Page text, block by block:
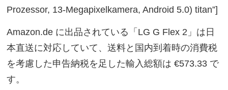
Prozessor, 13-Megapixelkamera, Android 5.0) titan”]
Amazon.de に出品されている「LG G Flex 2」は日
本直送に対応していて、送料と国内到着時の消費税
を考慮した申告納税を足した輸入総額は €573.33 で
す。